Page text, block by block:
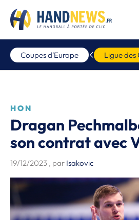
Coupes d'Europe Ligue des
HON
Dragan
son contrat avec
19/12/2023 , par Isakovic